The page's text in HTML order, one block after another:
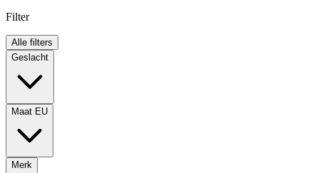
Filter
Alle filters
Geslacht
Maat EU
Merk